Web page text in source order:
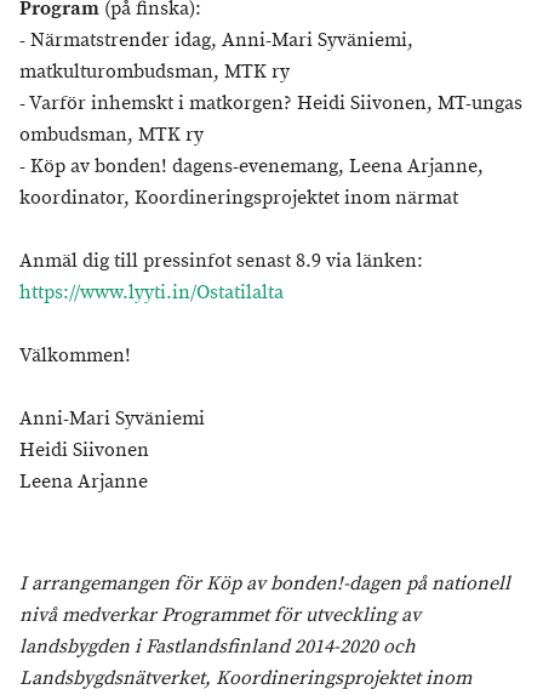
Program (på finska):
- Närmatstrender idag, Anni-Mari Syväniemi,
matkulturombudsman, MTK ry
- Varför inhemskt i matkorgen? Heidi Siivonen, MT-ungas
ombudsman, MTK ry
- Köp av bonden! dagens-evenemang, Leena Arjanne,
koordinator, Koordineringsprojektet inom närmat
Anmäl dig till pressinfot senast 8.9 via länken:
https://www.lyyti.in/Ostatilalta
Välkommen!
Anni-Mari Syväniemi
Heidi Siivonen
Leena Arjanne
I arrangemangen för Köp av bonden!-dagen på nationell
nivå medverkar Programmet för utveckling av
landsbygden i Fastlandsfinland 2014-2020 och
Landsbygdsnätverket, Koordineringsprojektet inom